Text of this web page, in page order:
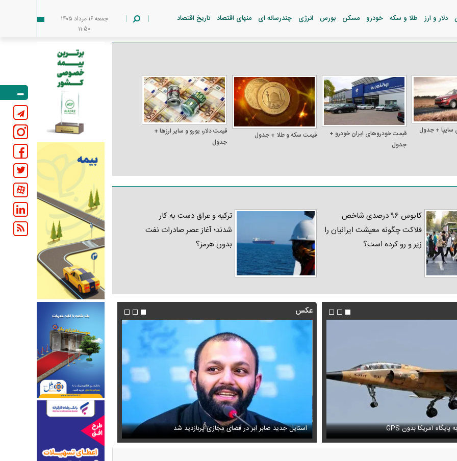
دلار و ارز طلا و سکه خودرو مسکن بورس انرژی چندرسانه ای منهای اقتصاد تاریخ اقتصاد
جمعه ۱۶ مرداد ۱۴۰۵
۱۱:۵۰
+ جدول
قیمت خودرو‌های ایران خودرو +
جدول
قیمت سکه و طلا + جدول
قیمت دلار، یورو و سایر ارز‌ها +
جدول
کابوس ۹۶ درصدی شاخص
فلاکت چگونه معیشت ایرانیان را
زیر و رو کرده است؟
ترکیه و عراق دست به کار
شدند؛ آغاز عصر صادرات نفت
بدون هرمز؟
ترجیحی را حذف نمی‌کردیم، قطعاً قحطی
فیلم/ پزشکیان: سایپا و چند شرکت دیگر هم مثل ایران‌خودرو واگذار
می‌کنیم
عکس
ابر در فضای مجازی پربازدید شد عکس دیده‌نشده ظل‌السلطنه نوه ناصرالدین شاه در لباس دامادی سانسور عجیب تلویزیون همه را متعجب کرد